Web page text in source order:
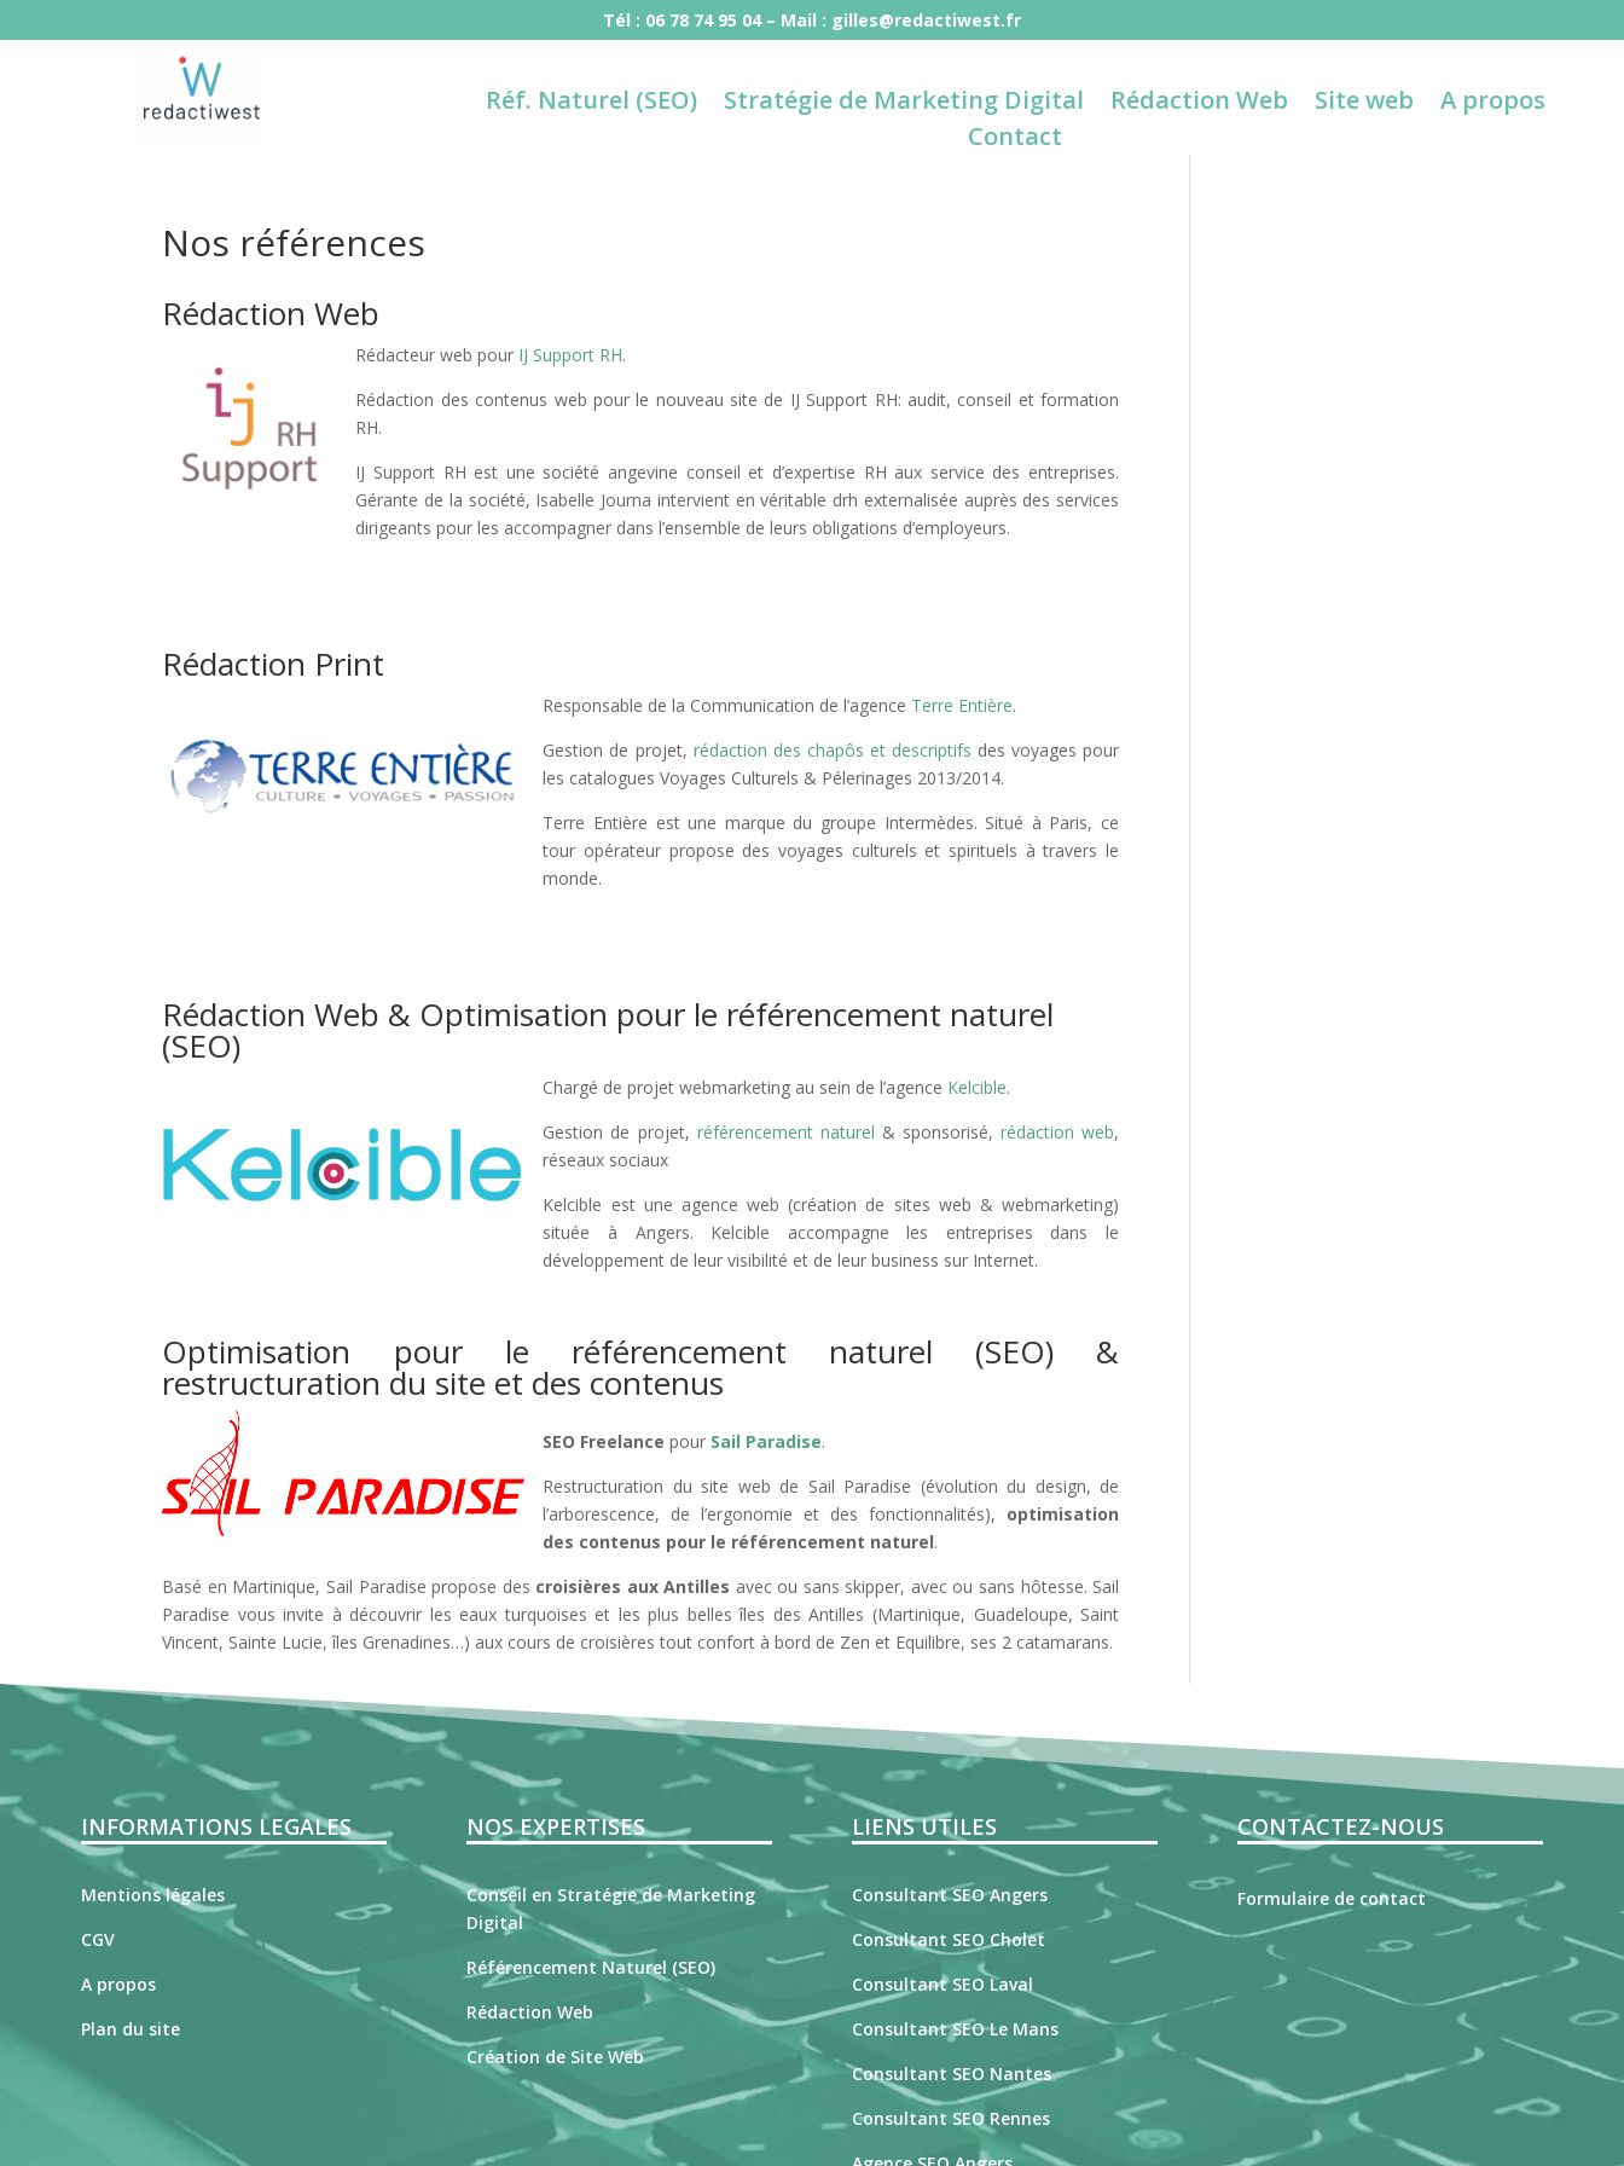
Tél : 06 78 74 95 04 – Mail : gilles@redactiwest.fr
Réf. Naturel (SEO) Stratégie de Marketing Digital Rédaction Web Site web
A propos
Contact
Nos références
Rédaction Web
Rédacteur web pour IJ Support RH.
Rédaction des contenus web pour le nouveau site de IJ Support RH: audit, conseil et formation
RH.
IJ Support RH est une société angevine conseil et d’expertise RH aux service des entreprises.
Gérante de la société, Isabelle Journa intervient en véritable drh externalisée auprès des services
dirigeants pour les accompagner dans l’ensemble de leurs obligations d’employeurs.
Rédaction Print
Responsable de la Communication de l’agence Terre Entière.
Gestion de projet, rédaction des chapôs et descriptifs des voyages pour
les catalogues Voyages Culturels & Pélerinages 2013/2014.
Terre Entière est une marque du groupe Intermèdes. Situé à Paris, ce
tour opérateur propose des voyages culturels et spirituels à travers le
monde.
Rédaction Web & Optimisation pour le référencement naturel
(SEO)
Chargé de projet webmarketing au sein de l’agence Kelcible.
Gestion de projet, référencement naturel & sponsorisé, rédaction web,
réseaux sociaux
Kelcible est une agence web (création de sites web & webmarketing)
située à Angers. Kelcible accompagne les entreprises dans le
développement de leur visibilité et de leur business sur Internet.
Optimisation pour le référencement naturel (SEO) &
restructuration du site et des contenus
SEO Freelance pour Sail Paradise.
Restructuration du site web de Sail Paradise (évolution du design, de
l’arborescence, de l’ergonomie et des fonctionnalités), optimisation
des contenus pour le référencement naturel.
Basé en Martinique, Sail Paradise propose des croisières aux Antilles avec ou sans skipper, avec ou sans hôtesse. Sail
Paradise vous invite à découvrir les eaux turquoises et les plus belles îles des Antilles (Martinique, Guadeloupe, Saint
Vincent, Sainte Lucie, îles Grenadines…) aux cours de croisières tout confort à bord de Zen et Equilibre, ses 2 catamarans.
INFORMATIONS LEGALES
Mentions légales
CGV
A propos
Plan du site
NOS EXPERTISES
Conseil en Stratégie de Marketing
Digital
Référencement Naturel (SEO)
Rédaction Web
Création de Site Web
LIENS UTILES
Consultant SEO Angers
Consultant SEO Cholet
Consultant SEO Laval
Consultant SEO Le Mans
Consultant SEO Nantes
Consultant SEO Rennes
CONTACTEZ-NOUS
Formulaire de contact